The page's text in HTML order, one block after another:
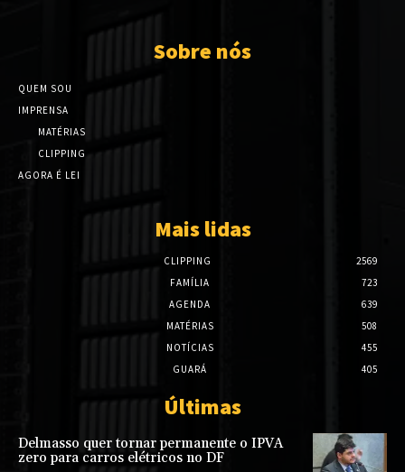
Sobre nós
QUEM SOU
IMPRENSA
MATÉRIAS
CLIPPING
AGORA É LEI
Mais lidas
CLIPPING
2569
FAMÍLIA
723
AGENDA
639
MATÉRIAS
508
NOTÍCIAS
455
GUARÁ
405
Últimas
Delmasso quer tornar permanente o IPVA
zero para carros elétricos no DF